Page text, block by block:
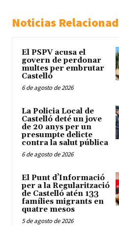
Noticias
El PSPV acusa el
govern de perdonar
multes per embrutar
Castelló
6 de agosto de 2026
La Policia Local de
Castelló deté un jove
de 20 anys per un
presumpte delicte
contra la salut pública
6 de agosto de 2026
El Punt d’Informació
per a la Regularització
de Castelló atén 133
famílies migrants en
quatre mesos
5 de agosto de 2026